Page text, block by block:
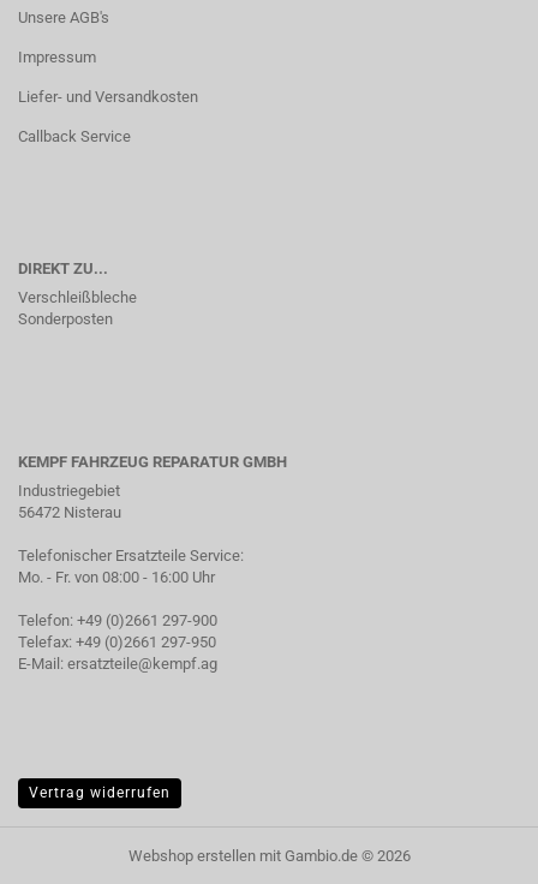
Unsere AGB's
Impressum
Liefer- und Versandkosten
Callback Service
DIREKT ZU...
Verschleißbleche
Sonderposten
KEMPF FAHRZEUG REPARATUR GMBH
Industriegebiet
56472 Nisterau
Telefonischer Ersatzteile Service:
Mo. - Fr. von 08:00 - 16:00 Uhr
Telefon: +49 (0)2661 297-900
Telefax: +49 (0)2661 297-950
E-Mail: ersatzteile@kempf.ag
Vertrag widerrufen
Webshop erstellenmit Gambio.de © 2026